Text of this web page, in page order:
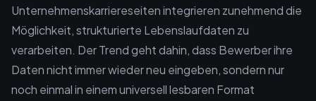
Unternehmenskarriereseiten integrieren zunehmend die
Möglichkeit, strukturierte Lebenslaufdaten zu
verarbeiten. Der Trend geht dahin, dass Bewerber ihre
Daten nicht immer wieder neu eingeben, sondern nur
noch einmal in einem universell lesbaren Format